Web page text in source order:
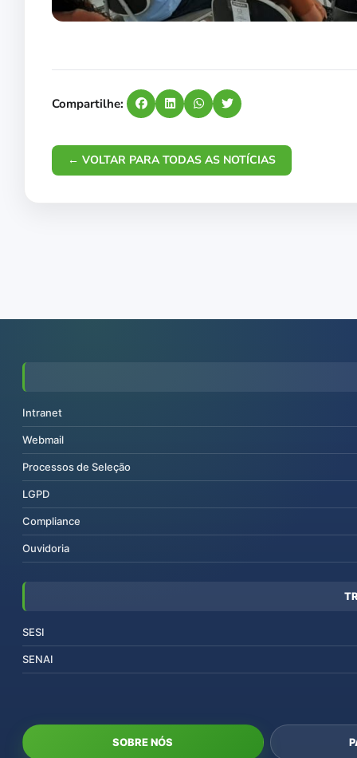
Compartilhe:
← VOLTAR PARA TODAS AS NOTÍCIAS
Intranet
Webmail
Processos de Seleção
LGPD
Compliance
Ouvidoria
SESI
SENAI
SOBRE NÓS